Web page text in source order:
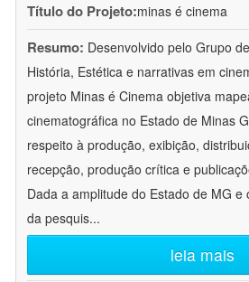
Título do Projeto:minas é cinema
Resumo: Desenvolvido pelo Grupo
História, Estética e narrativas em
projeto Minas é Cinema objetiva
cinematográfica no Estado de Minas
respeito à produção, exibição,
recepção, produção crítica e
Dada a amplitude do Estado de MG
da pesquis...
leia mais